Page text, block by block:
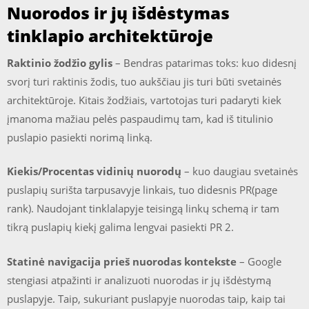
Nuorodos ir jų išdėstymas
tinklapio architektūroje
Raktinio žodžio gylis – Bendras patarimas toks: kuo didesnį
svorį turi raktinis žodis, tuo aukščiau jis turi būti svetainės
architektūroje. Kitais žodžiais, vartotojas turi padaryti kiek
įmanoma mažiau pelės paspaudimų tam, kad iš titulinio
puslapio pasiekti norimą linką.
Kiekis/Procentas vidinių nuorodų – kuo daugiau svetainės
puslapių surišta tarpusavyje linkais, tuo didesnis PR(page
rank). Naudojant tinklalapyje teisingą linkų schemą ir tam
tikrą puslapių kiekį galima lengvai pasiekti PR 2.
Statinė navigacija prieš nuorodas kontekste – Google
stengiasi atpažinti ir analizuoti nuorodas ir jų išdėstymą
puslapyje. Taip, sukuriant puslapyje nuorodas taip, kaip tai